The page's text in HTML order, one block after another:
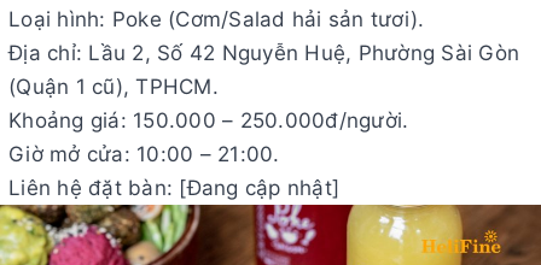
Loại hình: Poke (Cơm/Salad hải sản tươi).
Địa chỉ: Lầu 2, Số 42 Nguyễn Huệ, Phường Sài Gòn
(Quận 1 cũ), TPHCM.
Khoảng giá: 150.000 – 250.000đ/người.
Giờ mở cửa: 10:00 – 21:00.
Liên hệ đặt bàn: [Đang cập nhật]